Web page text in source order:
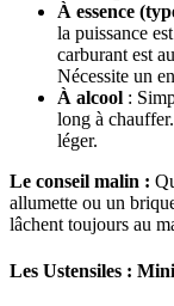
À essence
la puissance
carburant est
Nécessite un
À alcool :
long à
léger.
Le conseil malin :
allumette ou un
lâchent toujours au
Les Ustensiles :